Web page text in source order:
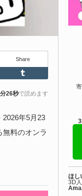
セット-Asset
| 完全無
ターモデラーの しろいの
有を行っていた素体モデ
を読む
| 現役臨床医
の解剖学に基づい
Feedly
Share
26秒で読めます
2026年5月23
無料のオンラ
ほし
3D